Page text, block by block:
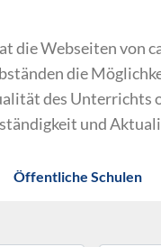
die Webseiten von
die
des Unterrichts
und
Öffentliche Schulen